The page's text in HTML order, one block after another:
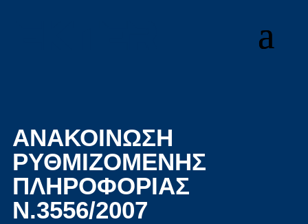
ΑΝΑΚΟΙΝΩΣΗ
ΡΥΘΜΙΖΟΜΕΝΗΣ
ΠΛΗΡΟΦΟΡΙΑΣ
Ν.3556/2007